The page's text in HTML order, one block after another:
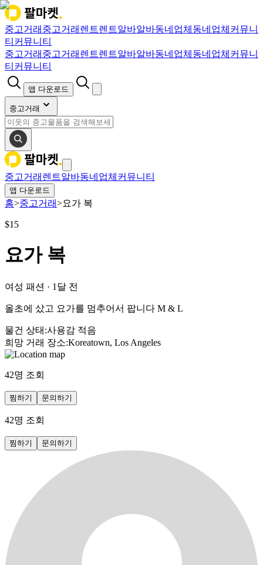
중고거래 중고거래 렌트렌트알바알바동네업체 동네업체 커뮤니
티 커뮤니티
중고거래 중고거래 렌트렌트알바알바동네업체 동네업체 커뮤니
티 커뮤니티
앱 다운로드
중고거래
중고거래 렌트알바동네업체 커뮤니티
앱 다운로드
홈>중고거래>요가 복
$15
요가 복
여성 패션 · 1달 전
올초에 샀고 요가를 멈추어서 팝니다 M & L
물건 상태 :사용감 적음
희망 거래 장소:Koreatown, Los Angeles
42명 조회
찜하기 문의하기
42명 조회
찜하기 문의하기